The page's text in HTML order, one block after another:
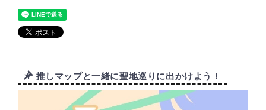
推しマップと一緒に聖地巡りに出かけよう！